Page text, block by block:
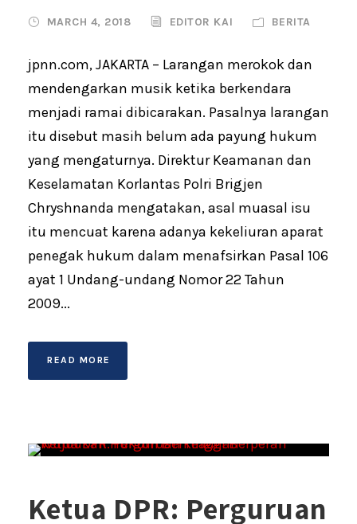
MARCH 4, 2018 EDITOR KAI BERITA
jpnn.com, JAKARTA – Larangan merokok dan
mendengarkan musik ketika berkendara
menjadi ramai dibicarakan. Pasalnya larangan
itu disebut masih belum ada payung hukum
yang mengaturnya. Direktur Keamanan dan
Keselamatan Korlantas Polri Brigjen
Chryshnanda mengatakan, asal muasal isu
itu mencuat karena adanya kekeliuran aparat
penegak hukum dalam menafsirkan Pasal 106
ayat 1 Undang-undang Nomor 22 Tahun
2009...
READ MORE
Ketua DPR: Perguruan